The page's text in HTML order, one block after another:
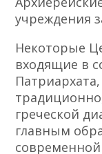
учреждения
Некоторые
входящие в
греческой
главным